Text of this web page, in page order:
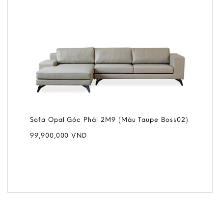
Sofa Opal Góc Phải 2M9 (Màu Taupe Boss02)
99,900,000VND